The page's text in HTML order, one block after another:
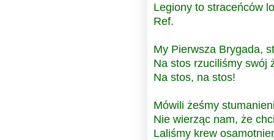
Legiony to straceńców
Ref.
My Pierwsza Brygada,
Na stos rzuciliśmy swój
Na stos, na stos!
Mówili żeśmy
Nie wierząc nam, że
Laliśmy krew